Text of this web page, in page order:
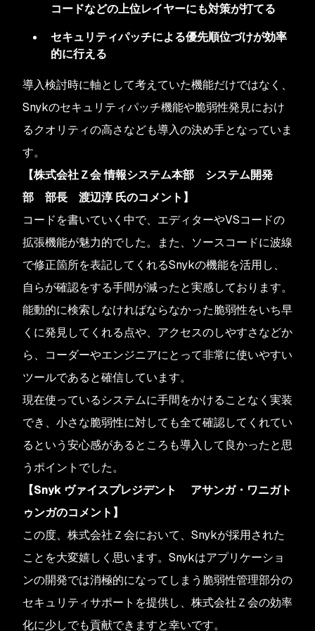
コードなどの上位レイヤーにも対策が打てる
セキュリティパッチによる優先順位づけが効率
的に行える
導入検討時に軸として考えていた機能だけではなく、
Snykのセキュリティパッチ機能や脆弱性発見におけ
るクオリティの高さなども導入の決め手となっていま
す。
【株式会社Ｚ会 情報システム本部 システム開発
部 部長 渡辺淳 氏のコメント】
コードを書いていく中で、エディターやVSコードの
拡張機能が魅力的でした。また、ソースコードに波線
で修正箇所を表記してくれるSnykの機能を活用し、
自らが確認をする手間が減ったと実感しております。
能動的に検索しなければならなかった脆弱性をいち早
くに発見してくれる点や、アクセスのしやすさなどか
ら、コーダーやエンジニアにとって非常に使いやすい
ツールであると確信しています。
現在使っているシステムに手間をかけることなく実装
でき、小さな脆弱性に対しても全て確認してくれてい
るという安心感があるところも導入して良かったと思
うポイントでした。
【Snyk ヴァイスプレジデント アサンガ・ワニガト
ゥンガのコメント】
この度、株式会社Ｚ会において、Snykが採用された
ことを大変嬉しく思います。Snykはアプリケーショ
ンの開発では消極的になってしまう脆弱性管理部分の
セキュリティサポートを提供し、株式会社Ｚ会の効率
化に少しでも貢献できますと幸いです。